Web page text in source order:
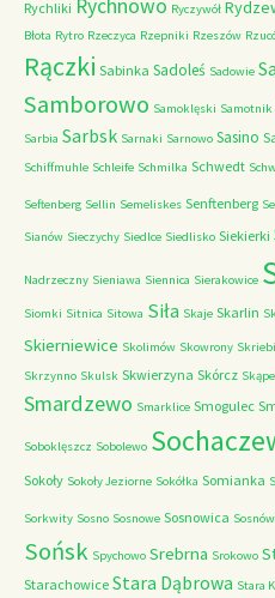
Rychliki Rychnowo Ryczywół
Błota Rytro Rzeczyca Rzepniki Rzeszów
Rączki Sabinka Sadoleś Sadowie
Samborowo Samoklęski Samotnik
Sarbia Sarbsk Sarnaki Sarnowo Sasino
Schiffmuhle Schleife Schmilka Schwedt
Seftenberg Sellin Semeliskes Senftenberg
Sianów Sieczychy Siedlce Siedlisko Siekierki
Nadrzeczny Sieniawa Siennica Sierakowice
Siomki Sitnica Sitowa Siła Skaje Skarlin
Skierniewice Skolimów Skowrony
Skrzynno Skulsk Skwierzyna Skórcz Skąpe
Smardzewo Smarklice Smogulec
Soboklęszcz Sobolewo
Sokoły Sokoły Jeziorne Sokółka Somianka
Sorkwity Sosno Sosnowe Sosnowica
Sońsk Spychowo Srebrna Srokowo
Starachowice Stara Dąbrowa Stara